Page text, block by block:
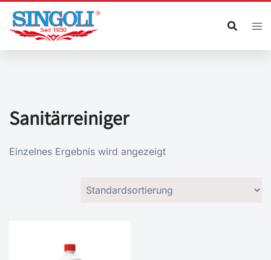
Zum
Inhalt
springen
Sanitärreiniger
Einzelnes Ergebnis wird angezeigt